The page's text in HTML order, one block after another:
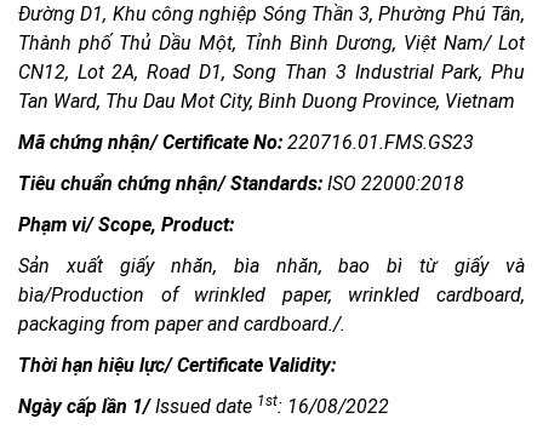
Đường D1, Khu công nghiệp Sóng Thần 3, Phường Phú Tân,
Thành phố Thủ Dầu Một, Tỉnh Bình Dương, Việt Nam/ Lot
CN12, Lot 2A, Road D1, Song Than 3 Industrial Park, Phu
Tan Ward, Thu Dau Mot City, Binh Duong Province, Vietnam
Mã chứng nhận/ Certificate No: 220716.01.FMS.GS23
Tiêu chuẩn chứng nhận/ Standards: ISO 22000:2018
Phạm vi/ Scope, Product:
Sản xuất giấy nhăn, bìa nhăn, bao bì từ giấy và
bìa/Production of wrinkled paper, wrinkled cardboard,
packaging from paper and cardboard./.
Thời hạn hiệu lực/ Certificate Validity:
Ngày cấp lần 1/Issued date 1st: 16/08/2022